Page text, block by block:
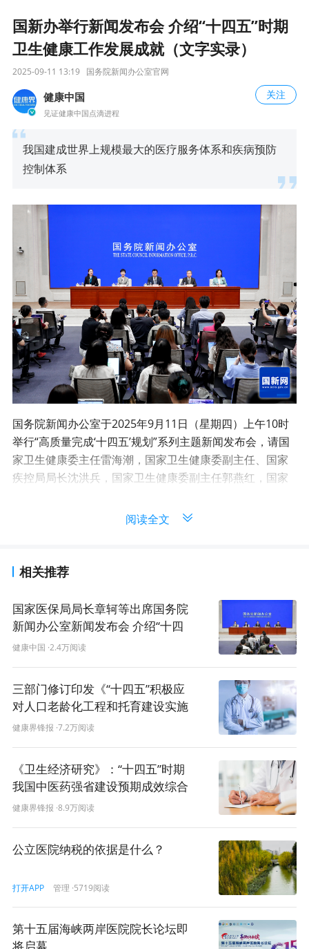
国新办举行新闻发布会 介绍“十四五”时期
卫生健康工作发展成就（文字实录）
2025-09-11 13:19 国务院新闻办公室官网
健康中国
见证健康中国点滴进程
关注
我国建成世界上规模最大的医疗服务体系和疾病预防
控制体系
国务院新闻办公室于2025年9月11日（星期四）上午10时
举行“高质量完成‘十四五’规划”系列主题新闻发布会，请国
家卫生健康委主任雷海潮，国家卫生健康委副主任、国家
疾控局局长沈洪兵，国家卫生健康委副主任郭燕红，国家
五”时期卫生健康工作发展成就，并答记者问。
国务院新闻办新闻局局长、新闻发言人 寿小丽:
女士们、先生们，大家上午好。欢迎出席国务院新闻
办新闻发布会。今天我们举行“高质量完成‘十四五’规划”系
列主题新闻发布会，我们非常高兴邀请到国家卫生健康委
成就，并回答大家关心的问题。出席今天新闻发布会的还
有：国家卫生健康委副主任、国家疾控局局长沈洪兵先
生，国家卫生健康委副主任郭燕红女士，国家卫生健康委
党组成员、国家中医药局局长余艳红女士。
下面，我们首先请雷海潮先生作介绍。
相关推荐
国家医保局局长章轲等出席国务院
新闻办公室新闻发布会 介绍“十四
五”时期深化医保改革，服务经济
健康中国 ·2.4万阅读
三部门修订印发《“十四五”积极应
对人口老龄化工程和托育建设实施
方案》
健康界锋报 ·7.2万阅读
《卫生经济研究》：“十四五”时期
我国中医药强省建设预期成效综合
评价
健康界锋报 ·8.9万阅读
公立医院纳税的依据是什么？
打开APP 管理 ·5719阅读
第十五届海峡两岸医院院长论坛即